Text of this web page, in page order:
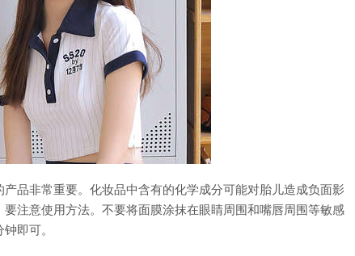
品非常重要。化妆品中含有的化学成分可能对胎儿造成负面影
注意使用方法。不要将面膜涂抹在眼睛周围和嘴唇周围等敏感
即可。